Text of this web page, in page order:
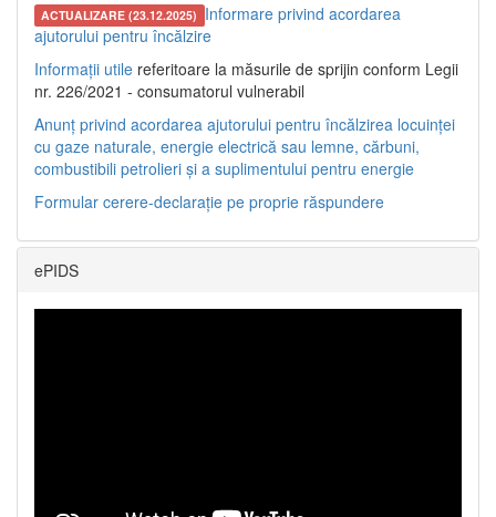
ACTUALIZARE (23.12.2025) Informare privind acordarea
ajutorului pentru încălzire
Informații utile referitoare la măsurile de sprijin conform Legii
nr. 226/2021 - consumatorul vulnerabil
Anunț privind acordarea ajutorului pentru încălzirea locuinței
cu gaze naturale, energie electrică sau lemne, cărbuni,
combustibili petrolieri și a suplimentului pentru energie
Formular cerere-declarație pe proprie răspundere
ePIDS